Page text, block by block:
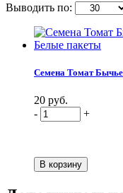
Выводить по:
Семена Томат Бычье
20 руб.
-
+